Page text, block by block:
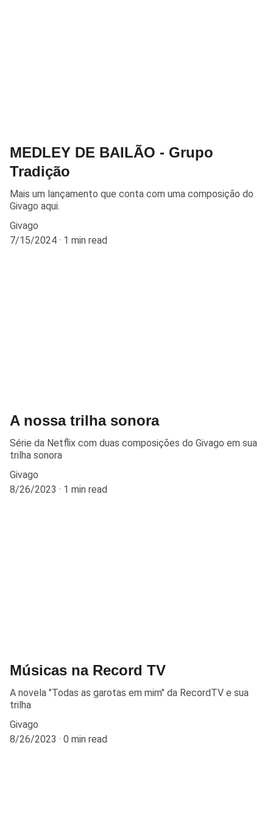
MEDLEY DE BAILÃO - Grupo
Tradição
Mais um lançamento que conta com uma composição do
Givago aqui.
Givago
7/15/2024
1 min read
A nossa trilha sonora
Série da Netflix com duas composições do Givago em sua
trilha sonora
Givago
8/26/2023
1 min read
Músicas na Record TV
A novela "Todas as garotas em mim" da RecordTV e sua
trilha
Givago
8/26/2023
0 min read